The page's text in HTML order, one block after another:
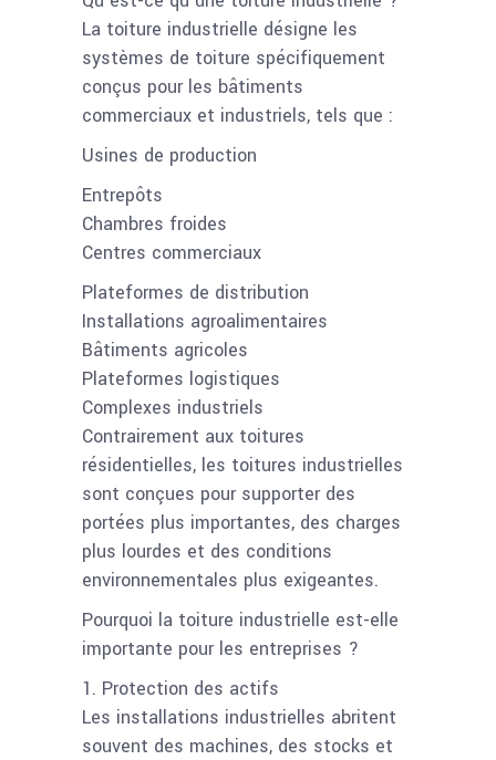
La toiture industrielle désigne les
systèmes de toiture spécifiquement
conçus pour les bâtiments
commerciaux et industriels, tels que :
Usines de production
Entrepôts
Chambres froides
Centres commerciaux
Plateformes de distribution
Installations agroalimentaires
Bâtiments agricoles
Plateformes logistiques
Complexes industriels
Contrairement aux toitures
résidentielles, les toitures industrielles
sont conçues pour supporter des
portées plus importantes, des charges
plus lourdes et des conditions
environnementales plus exigeantes.
Pourquoi la toiture industrielle est-elle
importante pour les entreprises ?
1. Protection des actifs
Les installations industrielles abritent
souvent des machines, des stocks et